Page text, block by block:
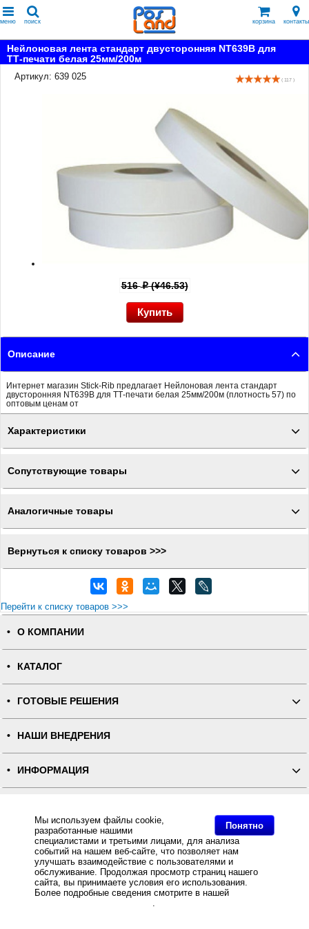
Понятно
Мы используем файлы cookie,
разработанные нашими
специалистами и третьими лицами, для анализа
событий на нашем веб-сайте, что позволяет нам
улучшать взаимодействие с пользователями и
обслуживание. Продолжая просмотр страниц нашего
сайта, вы принимаете условия его использования.
Более подробные сведения смотрите в нашей
.
меню поиск корзина контакты
Нейлоновая лента стандарт двусторонняя NT639B для
ТТ-печати белая 25мм/200м
Артикул: 639 025
( 117 )
516p(¥46.53)
Описание
Интернет магазин Stick-Rib предлагает Нейлоновая лента стандарт
двусторонняя NT639B для ТТ-печати белая 25мм/200м (плотность 57) по
оптовым ценам от
Характеристики
Сопутствующие товары
Аналогичные товары
Вернуться к списку товаров >>>
Перейти к списку товаров >>>
О КОМПАНИИ
КАТАЛОГ
ГОТОВЫЕ РЕШЕНИЯ
НАШИ ВНЕДРЕНИЯ
ИНФОРМАЦИЯ
ПОЛНАЯ ВЕРСИЯ
Интернет-магазин "ПОСЛЭНД" - торгового оборудования, оборудования для автоматизации общепита и
торговли, расходных материалов
Все права защищены, ООО "ПОСЛЭНД" © 2008-2026.
Политика конфиденциальности
Основное: Нейлоновая лента стандарт двусторонняя NT639B для ТТ-печати белая 25мм/200м,
Интернет магазин Stick-Rib предлагает Нейлоновая лента стандарт двусторонняя NT639B для ТТ-